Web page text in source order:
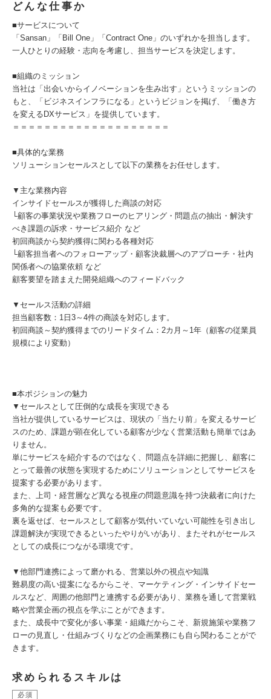
どんな仕事か
■サービスについて
「Sansan」「Bill One」「Contract One」のいずれかを担当します。
一人ひとりの経験・志向を考慮し、担当サービスを決定します。
■組織のミッション
当社は「出会いからイノベーションを生み出す」というミッションの
もと、「ビジネスインフラになる」というビジョンを掲げ、「働き方
を変えるDXサービス」を提供しています。
＝＝＝＝＝＝＝＝＝＝＝＝＝＝＝＝＝＝＝＝
■具体的な業務
ソリューションセールスとして以下の業務をお任せします。
▼主な業務内容
インサイドセールスが獲得した商談の対応
└顧客の事業状況や業務フローのヒアリング・問題点の抽出・解決す
べき課題の訴求・サービス紹介 など
初回商談から契約獲得に関わる各種対応
└顧客担当者へのフォローアップ・顧客決裁層へのアプローチ・社内
関係者への協業依頼 など
顧客要望を踏まえた開発組織へのフィードバック
▼セールス活動の詳細
担当顧客数：1日3～4件の商談を対応します。
初回商談～契約獲得までのリードタイム：2カ月～1年（顧客の従業員
規模により変動）
■本ポジションの魅力
▼セールスとして圧倒的な成長を実現できる
当社が提供しているサービスは、現状の「当たり前」を変えるサービ
スのため、課題が顕在化している顧客が少なく営業活動も簡単ではあ
りません。
単にサービスを紹介するのではなく、問題点を詳細に把握し、顧客に
とって最善の状態を実現するためにソリューションとしてサービスを
提案する必要があります。
また、上司・経営層など異なる視座の問題意識を持つ決裁者に向けた
多角的な提案も必要です。
裏を返せば、セールスとして顧客が気付いていない可能性を引き出し
課題解決が実現できるといったやりがいがあり、またそれがセールス
としての成長につながる環境です。
▼他部門連携によって磨かれる、営業以外の視点や知識
難易度の高い提案になるからこそ、マーケティング・インサイドセー
ルスなど、周囲の他部門と連携する必要があり、業務を通して営業戦
略や営業企画の視点を学ぶことができます。
また、成長中で変化が多い事業・組織だからこそ、新規施策や業務フ
ローの見直し・仕組みづくりなどの企画業務にも自ら関わることがで
きます。
求められるスキルは
必須